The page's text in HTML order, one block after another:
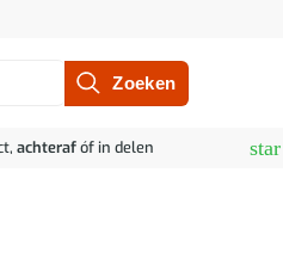
achterafóf in delen star